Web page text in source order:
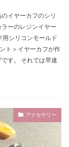
イヤーカフのシリ
ーのレジンイヤー
用シリコンモールド
ト＞イヤーカフが作
す。 それでは早速
アクセサリー